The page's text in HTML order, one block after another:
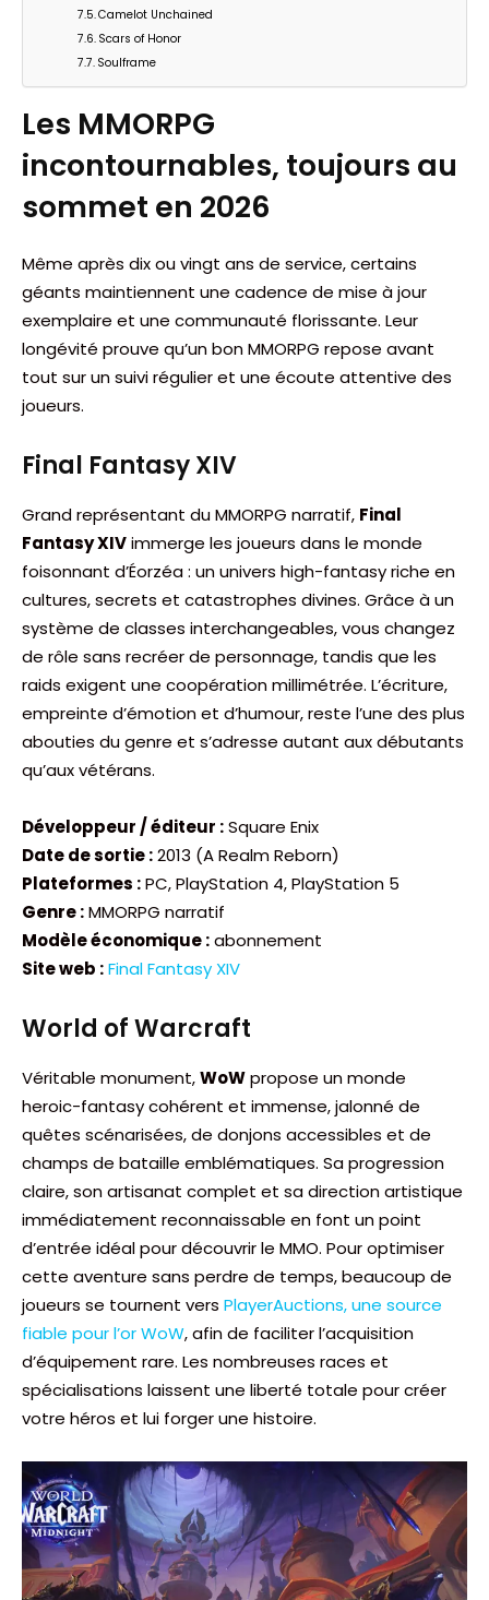
Camelot Unchained
Scars of Honor
Soulframe
Les MMORPG
incontournables, toujours au
sommet en 2026
Même après dix ou vingt ans de service, certains
géants maintiennent une cadence de mise à jour
exemplaire et une communauté florissante. Leur
longévité prouve qu’un bon MMORPG repose avant
tout sur un suivi régulier et une écoute attentive des
joueurs.
Final Fantasy XIV
Grand représentant du MMORPG narratif, Final
Fantasy XIVimmerge les joueurs dans le monde
foisonnant d’Éorzéa : un univers high-fantasy riche en
cultures, secrets et catastrophes divines. Grâce à un
système de classes interchangeables, vous changez
de rôle sans recréer de personnage, tandis que les
raids exigent une coopération millimétrée. L’écriture,
empreinte d’émotion et d’humour, reste l’une des plus
abouties du genre et s’adresse autant aux débutants
qu’aux vétérans.
Développeur / éditeur :Square Enix
Date de sortie :2013 (A Realm Reborn)
Plateformes :PC, PlayStation 4, PlayStation 5
Genre :MMORPG narratif
Modèle économique :abonnement
Site web :Final Fantasy XIV
World of Warcraft
Véritable monument,WoWpropose un monde
heroic-fantasy cohérent et immense, jalonné de
quêtes scénarisées, de donjons accessibles et de
champs de bataille emblématiques. Sa progression
claire, son artisanat complet et sa direction artistique
immédiatement reconnaissable en font un point
d’entrée idéal pour découvrir le MMO. Pour optimiser
cette aventure sans perdre de temps, beaucoup de
joueurs se tournent vers PlayerAuctions, une source
fiable pour l’or WoW, afin de faciliter l’acquisition
d’équipement rare. Les nombreuses races et
spécialisations laissent une liberté totale pour créer
votre héros et lui forger une histoire.